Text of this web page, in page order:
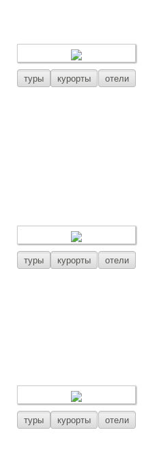
туры курорты отели
туры курорты отели
туры курорты отели